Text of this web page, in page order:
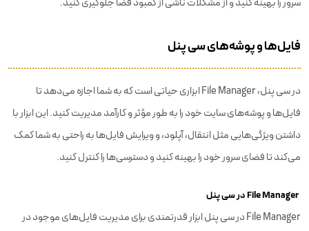
فایل‌ها و پوشه‌های سی پنل
در سی پنل، File Manager ابزاری حیاتی است که به شما اجازه می‌دهد تا
فایل‌ها و پوشه‌های سایت خود را به طور مؤثر و کارآمد مدیریت کنید. این ابزار با
داشتن ویژگی‌هایی مثل انتقال، آپلود، و ویرایش فایل‌ها به راحتی به شما کمک
می‌کند تا فضای سرور خود را بهینه کنید و دسترسی‌ها را کنترل کنید.
File Manager در سی پنل ابزار قدرتمندی برای مدیریت فایل‌های موجود در